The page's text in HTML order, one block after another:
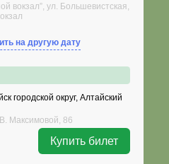
вокзал”, ул. Большевистская,
на другую дату
городской округ, Алтайский
Максимовой, 86
Купить билет